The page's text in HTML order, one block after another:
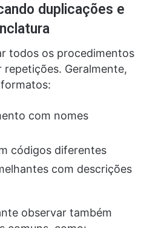
duplicações e
todos os procedimentos
Geralmente,
com nomes
códigos diferentes
com descrições
observar também